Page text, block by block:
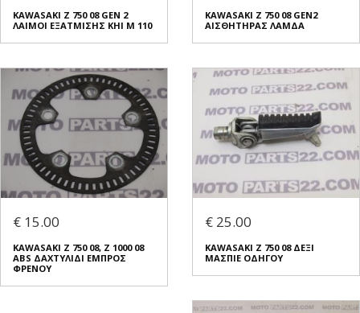
KAWASAKI Z 750 08 GEN 2
ΛΑΙΜΟΙ ΕΞΑΤΜΙΣΗΣ KHI M 110
KAWASAKI Z 750 08 GEN2
ΑΙΣΘΗΤΗΡΑΣ ΛΑΜΔΑ
€ 15.00
KAWASAKI Z 750 08, Z 1000 08
ABS ΔΑΧΤΥΛΙΔΙ ΕΜΠΡΟΣ
ΦΡΕΝΟΥ
€ 25.00
KAWASAKI Z 750 08 ΔΕΞΙ
ΜΑΣΠΙΕ ΟΔΗΓΟΥ